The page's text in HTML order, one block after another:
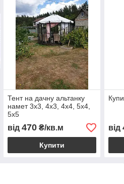
Тент на дачну альтанку
намет 3х3, 4х3, 4х4, 5х4,
5х5
від 470₴/кв.м
Купити
від